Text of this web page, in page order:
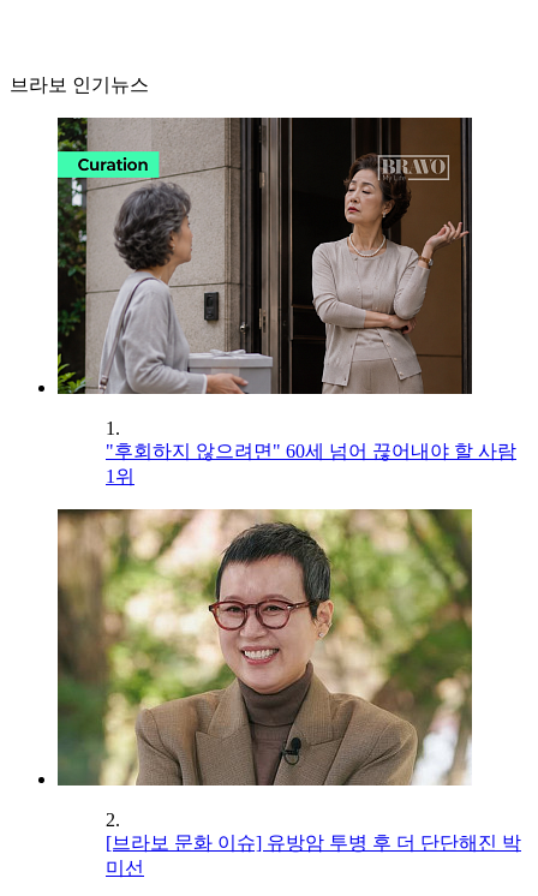
브라보 인기뉴스
1.
"후회하지 않으려면" 60세 넘어 끊어내야 할 사람
1위
2.
[브라보 문화 이슈] 유방암 투병 후 더 단단해진 박
미선